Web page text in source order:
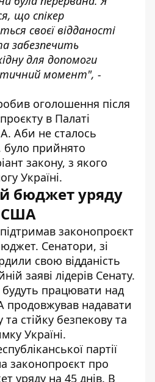
що спікер
своєї відданості
забезпечить
для допомоги
момент", -
оголошення після
в Палаті
Аби не сталось
було прийнято
закону, з якого
Україні.
бюджет уряду
США
законопроєкт
Сенатори, зі
свою відданість
заяві лідерів Сенату.
працювати над
надавати
стійку безпекову та
Україні.
партії
законопроєкт про
уряду на 45 днів. В